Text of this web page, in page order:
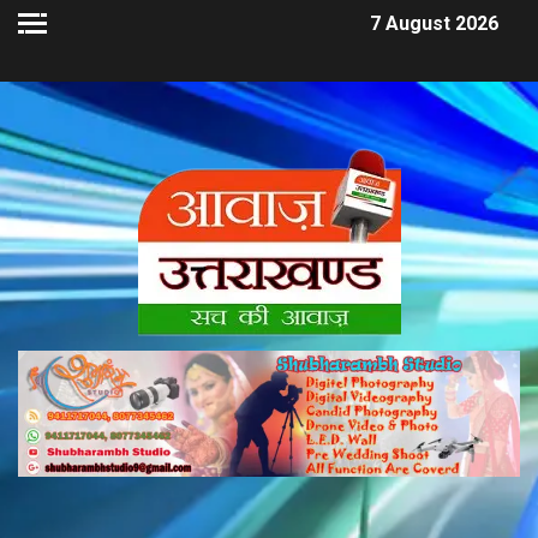
7 August 2026